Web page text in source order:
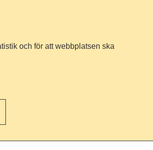
och för att webbplatsen ska